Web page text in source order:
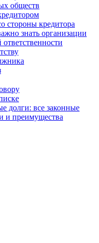
обществ
стороны кредитора
знать организации
долги: все законные
и преимущества